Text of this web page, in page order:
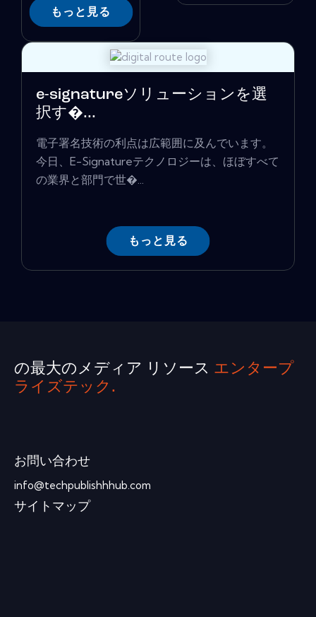
もっと見る
e-signatureソリューションを選
択す�...
電子署名技術の利点は広範囲に及んでいます。
今日、E-Signatureテクノロジーは、ほぼすべて
の業界と部門で世�...
もっと見る
の最大のメディア リソース エンタープ
ライズテック.
お問い合わせ
info@techpublishhhub.com
サイトマップ